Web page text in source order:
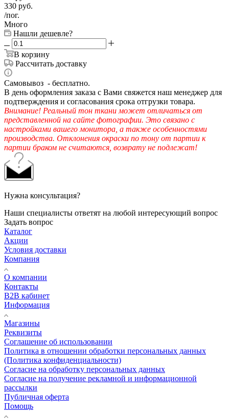
330 руб.
/пог.
Много
Нашли дешевле?
В корзину
Рассчитать доставку
Самовывоз - бесплатно.
В день оформления заказа с Вами свяжется наш менеджер для
подтверждения и согласования срока отгрузки товара.
Внимание! Реальный тон ткани может отличаться от
представленной на сайте фотографии. Это связано с
настройками вашего монитора, а также особенностями
производства. Отклонения окраски по тону от партии к
партии браком не считаются, возврату не подлежат!
Нужна консультация?
Наши специалисты ответят на любой интересующий вопрос
Задать вопрос
Каталог
Акции
Условия доставки
Компания
О компании
Контакты
B2B кабинет
Информация
Магазины
Реквизиты
Соглашение об использовании
Политика в отношении обработки персональных данных
(Политика конфиденциальности)
Согласие на обработку персональных данных
Согласие на получение рекламной и информационной
рассылки
Публичная оферта
Помощь